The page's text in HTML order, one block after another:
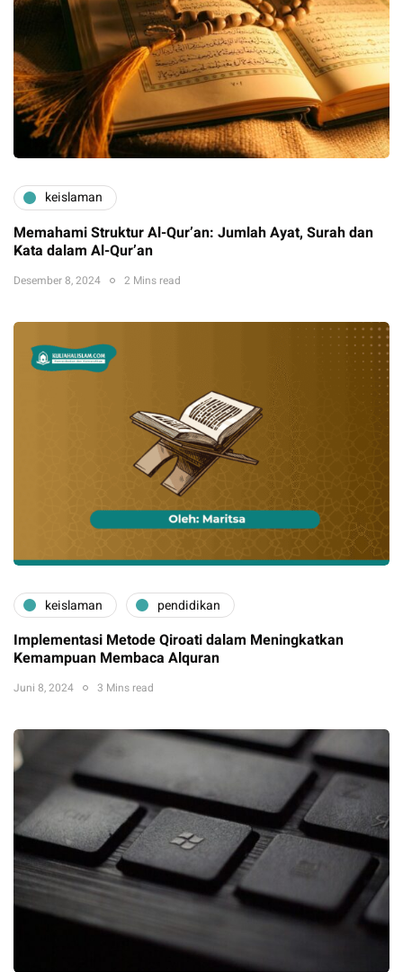
keislaman
Memahami Struktur Al-Qur’an: Jumlah Ayat, Surah dan
Kata dalam Al-Qur’an
Desember 8, 2024 2 Mins read
keislaman pendidikan
Implementasi Metode Qiroati dalam Meningkatkan
Kemampuan Membaca Alquran
Juni 8, 2024 3 Mins read